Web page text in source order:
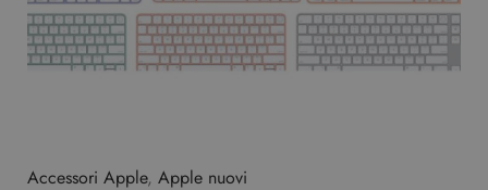
Accessori Apple, Apple nuovi